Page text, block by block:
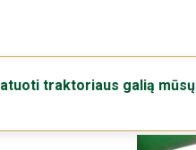
traktoriaus galią mūsų